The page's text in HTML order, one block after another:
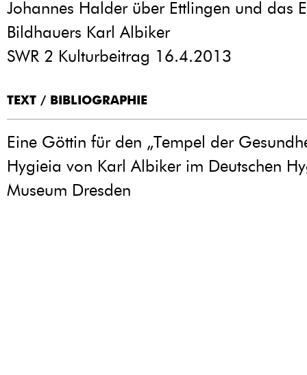
Johannes Halder über Ettlingen und das
Bildhauers Karl Albiker
SWR 2 Kulturbeitrag 16.4.2013
TEXT / BIBLIOGRAPHIE
Eine Göttin für den „Tempel der
Hygieia von Karl Albiker im Deutschen
Museum Dresden